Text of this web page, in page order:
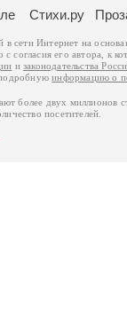
Стихи.ру
в сети Интернет на
с согласия его автора, к
изаконодательства
подробнуюинформацию о
более двух миллионов
посетителей.